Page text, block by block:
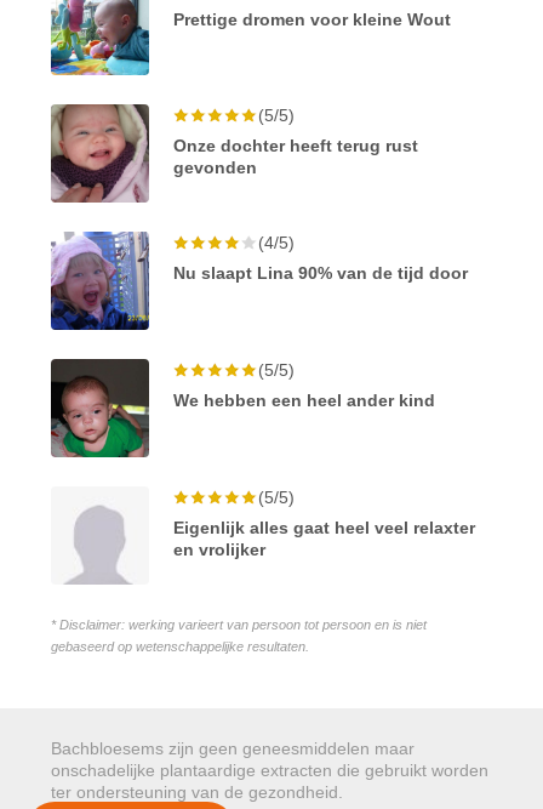
Prettige dromen voor kleine Wout
(5/5)
Onze dochter heeft terug rust
gevonden
(4/5)
Nu slaapt Lina 90% van de tijd door
(5/5)
We hebben een heel ander kind
(5/5)
Eigenlijk alles gaat heel veel relaxter
en vrolijker
* Disclaimer: werking varieert van persoon tot persoon en is niet
gebaseerd op wetenschappelijke resultaten.
Bachbloesems zijn geen geneesmiddelen maar
onschadelijke plantaardige extracten die gebruikt worden
ter ondersteuning van de gezondheid.